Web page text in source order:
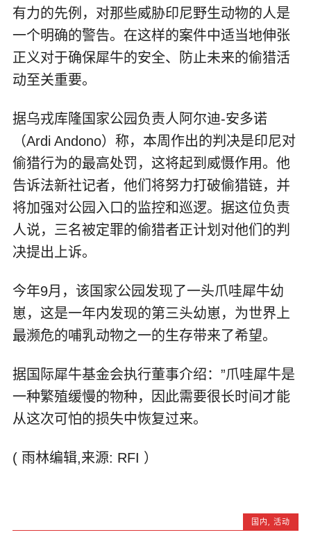
有力的先例，对那些威胁印尼野生动物的人是
一个明确的警告。在这样的案件中适当地伸张
正义对于确保犀牛的安全、防止未来的偷猎活
动至关重要。
据乌戎库隆国家公园负责人阿尔迪-安多诺
（Ardi Andono）称，本周作出的判决是印尼对
偷猎行为的最高处罚，这将起到威慑作用。他
告诉法新社记者，他们将努力打破偷猎链，并
将加强对公园入口的监控和巡逻。据这位负责
人说，三名被定罪的偷猎者正计划对他们的判
决提出上诉。
今年9月，该国家公园发现了一头爪哇犀牛幼
崽，这是一年内发现的第三头幼崽，为世界上
最濒危的哺乳动物之一的生存带来了希望。
据国际犀牛基金会执行董事介绍：”爪哇犀牛是
一种繁殖缓慢的物种，因此需要很长时间才能
从这次可怕的损失中恢复过来。
( 雨林编辑,来源: RFI ）
国内,活动